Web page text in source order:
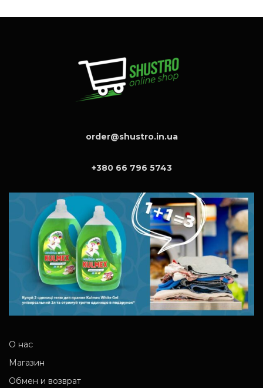
order@shustro.in.ua
+380 66 796 5743
О нас
Магазин
Обмен и возврат